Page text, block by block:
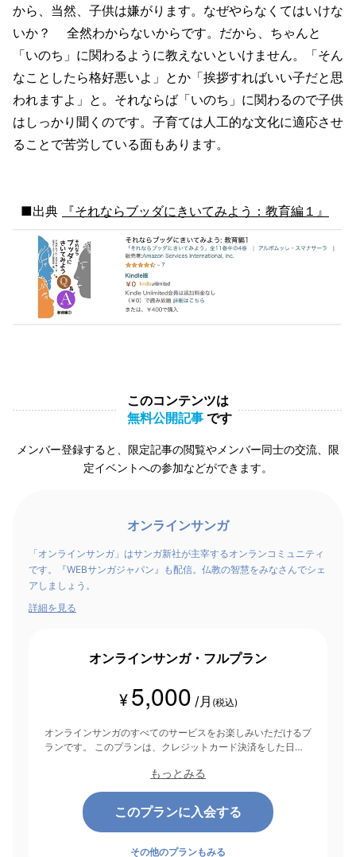
から、当然、子供は嫌がります。なぜやらなくてはいけな
いか？ 全然わからないからです。だから、ちゃんと
「いのち」に関わるように教えないといけません。「そん
なことしたら格好悪いよ」とか「挨拶すればいい子だと思
われますよ」と。それならば「いのち」に関わるので子供
はしっかり聞くのです。子育ては人工的な文化に適応させ
ることで苦労している面もあります。
■出典 『それならブッダにきいてみよう：教育編１』
このコンテンツは
無料公開記事 です
メンバー登録すると、限定記事の閲覧やメンバー同士の交流、限
定イベントへの参加などができます。
オンラインサンガ
「オンラインサンガ」はサンガ新社が主宰するオンランコミュニティ
です。『WEBサンガジャパン』も配信。仏教の智慧をみなさんでシェ
アしましょう。
詳細を見る
オンラインサンガ・フルプラン
¥ 5,000 /月 (税込)
オンラインサンガのすべてのサービスをお楽しみいただけるプ
ランです。 このプランは、クレジットカード決済をした日を
もっとみる
このプランに入会する
その他のプランもみる